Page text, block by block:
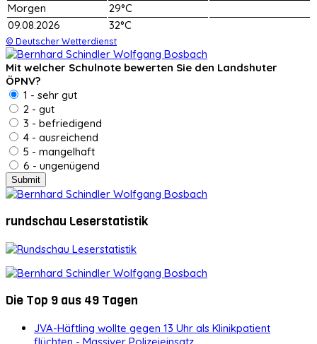
Morgen
29°C
09.08.2026
32°C
© Deutscher Wetterdienst
Mit welcher Schulnote bewerten Sie den Landshuter
ÖPNV?
1 - sehr gut
2 - gut
3 - befriedigend
4 - ausreichend
5 - mangelhaft
6 - ungenügend
rundschau Leserstatistik
Die Top 9 aus 49 Tagen
JVA-Häftling wollte gegen 13 Uhr als Klinikpatient